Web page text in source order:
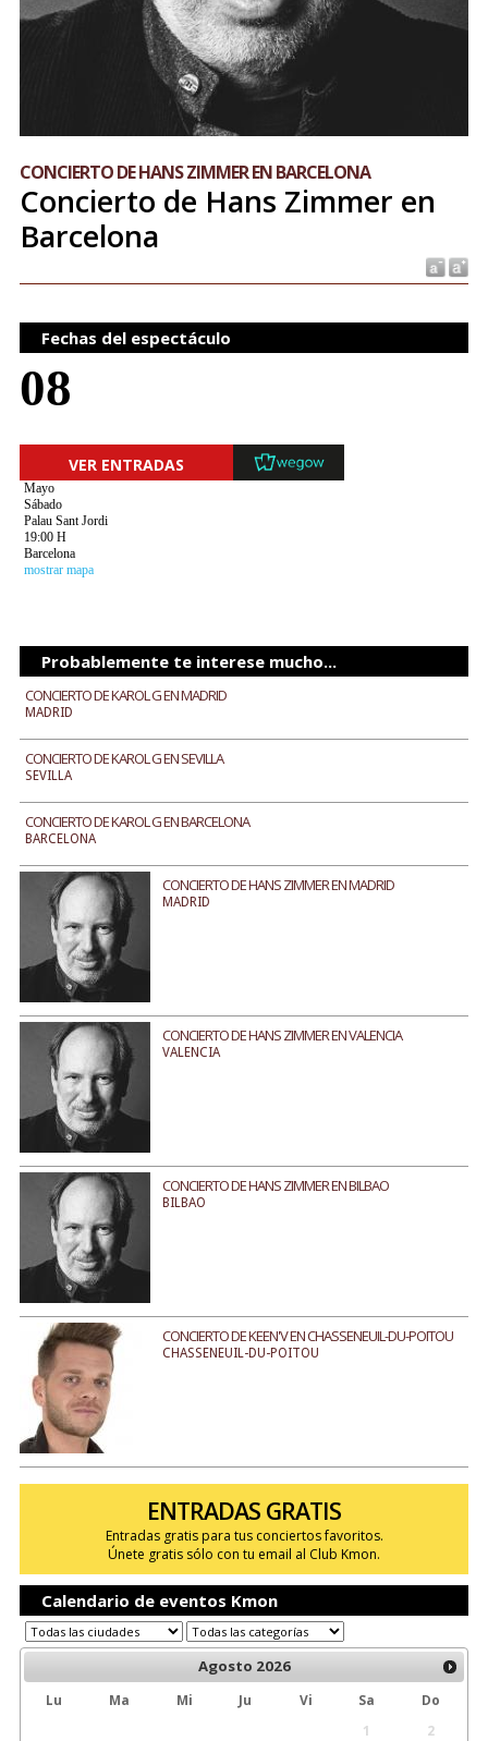
CONCIERTO DE HANS ZIMMER EN BARCELONA
Concierto de Hans Zimmer en
Barcelona
Fechas del espectáculo
08
VER ENTRADAS
Mayo
Sábado
Palau Sant Jordi
19:00 H
Barcelona
mostrar mapa
Probablemente te interese mucho...
CONCIERTO DE KAROL G EN MADRID
MADRID
CONCIERTO DE KAROL G EN SEVILLA
SEVILLA
CONCIERTO DE KAROL G EN BARCELONA
BARCELONA
CONCIERTO DE HANS ZIMMER EN MADRID
MADRID
CONCIERTO DE HANS ZIMMER EN VALENCIA
VALENCIA
CONCIERTO DE HANS ZIMMER EN BILBAO
BILBAO
CONCIERTO DE KEEN'V EN CHASSENEUIL-DU-POITOU
CHASSENEUIL-DU-POITOU
ENTRADAS GRATIS
Entradas gratis para tus conciertos favoritos.
Únete gratis sólo con tu email al Club Kmon.
Calendario de eventos Kmon
Agosto 2026
Lu Ma Mi Ju Vi Sa
Do
1
2